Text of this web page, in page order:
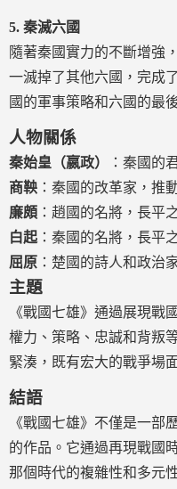
5. 秦滅六國
隨著秦國實力的不斷增強
一滅掉了其他六國，完成
國的軍事策略和六國的最
人物關係
秦始皇（嬴政）
：秦國的
商鞅 ：秦國的改革家，推
廉頗 ：趙國的名將，長平
白起 ：秦國的名將，長平
屈原 ：楚國的詩人和政治
主題
《戰國七雄》通過展現戰
權力、策略、忠誠和背叛
緊湊，既有宏大的戰爭場
結語
《戰國七雄》不僅是一部
的作品。它通過再現戰國
那個時代的複雜性和多元